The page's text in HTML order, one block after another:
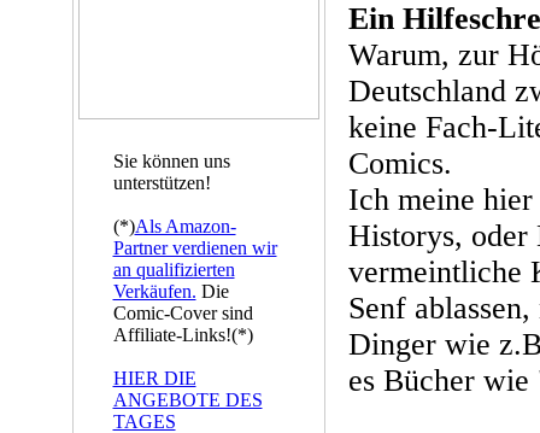
Sie können uns
unterstützen!
(*)Als Amazon-
Partner verdienen wir
an qualifizierten
Verkäufen. Die
Comic-Cover sind
Affiliate-Links!(*)
HIER DIE
ANGEBOTE DES
TAGES
Ein
Warum, zur
Deutschland
keine Fach-
Comics.
Ich meine
Historys, oder
vermeintliche
Senf
Dinger wie
es Bücher